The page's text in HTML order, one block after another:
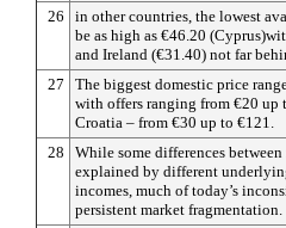
26
in other countries, the lowest
be as high as €46.20
and Ireland (€31.40) not far
27
The biggest domestic price
with offers ranging from €20 up
Croatia – from €30 up to €121.
28
While some differences between
explained by different
incomes, much of today’s
persistent market fragmentation.